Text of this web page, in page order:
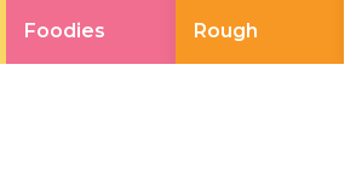
Foodies Rough